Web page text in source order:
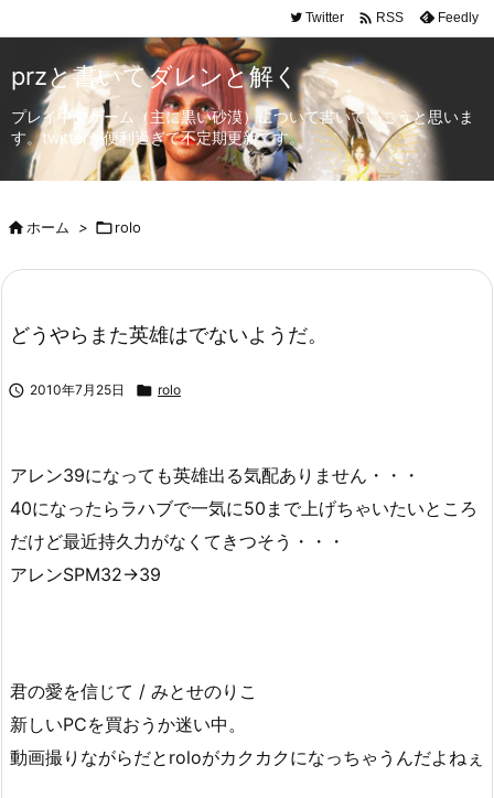
Twitter  RSS Feedly
przと書いてダレンと解く
プレイ中のゲーム（主に黒い砂漠）について書いていこうと思いま
す。twitterが便利過ぎて不定期更新です。
ホーム > rolo
どうやらまた英雄はでないようだ。
 2010年7月25日  rolo
アレン39になっても英雄出る気配ありません・・・
40になったらラハブで一気に50まで上げちゃいたいところ
だけど最近持久力がなくてきつそう・・・
アレンSPM32→39
君の愛を信じて / みとせのりこ
新しいPCを買おうか迷い中。
動画撮りながらだとroloがカクカクになっちゃうんだよねぇ